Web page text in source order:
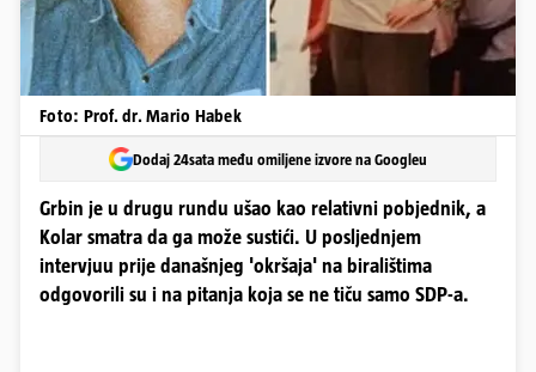
Foto: Prof. dr. Mario Habek
Dodaj 24sata među omiljene izvore na Googleu
Grbin je u drugu rundu ušao kao relativni pobjednik, a
Kolar smatra da ga može sustići. U posljednjem
intervjuu prije današnjeg 'okršaja' na biralištima
odgovorili su i na pitanja koja se ne tiču samo SDP-a.